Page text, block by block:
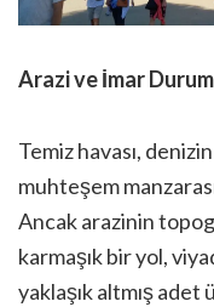
Arazi ve İmar
Temiz havası,
muhteşem
Ancak arazinin
karmaşık bir yol,
yaklaşık altmış